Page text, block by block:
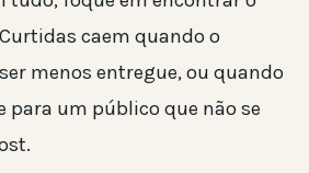
caem quando o
menos entregue, ou quando
para um público que não se